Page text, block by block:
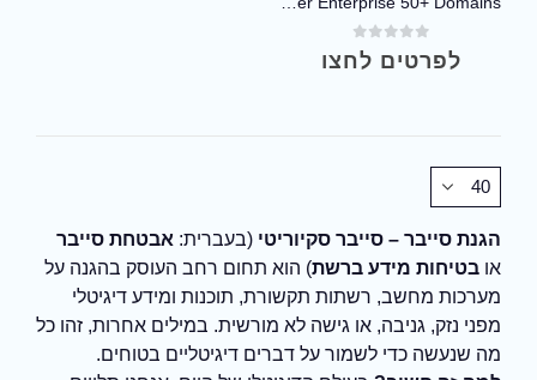
לפרטים לחצו
הגנת סייבר – סייבר סקיוריטי (בעברית: אבטחת סייבר
או בטיחות מידע ברשת) הוא תחום רחב העוסק בהגנה על
מערכות מחשב, רשתות תקשורת, תוכנות ומידע דיגיטלי
מפני נזק, גניבה, או גישה לא מורשית. במילים אחרות, זהו כל
מה שנעשה כדי לשמור על דברים דיגיטליים בטוחים.